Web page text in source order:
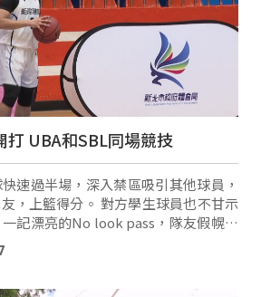
打 UBA和SBL同場競技
速過半場，深入禁區吸引其他球員，
對方學生球員也不甘示
記漂亮的No look pass，隊友假幌騙
是一年一度的長耀盃賽事。 長耀盃
…